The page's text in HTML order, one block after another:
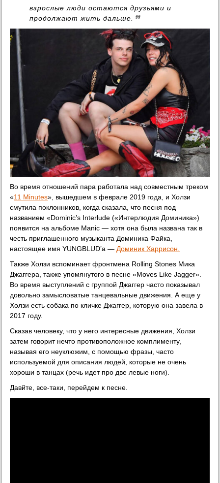
взрослые люди остаются друзьями и
продолжают жить дальше.
Во время отношений пара работала над совместным треком
«11 Minutes», вышедшем в феврале 2019 года, и Холзи
смутила поклонников, когда сказала, что песня под
названием «Dominic’s Interlude («Интерлюдия Доминика»)
появится на альбоме Manic — хотя она была названа так в
честь приглашенного музыканта Доминика Файка,
настоящее имя YUNGBLUD’a —Доминик Харрисон.
Также Холзи вспоминает фронтмена Rolling Stones Мика
Джаггера, также упомянутого в песне «Moves Like Jagger».
Во время выступлений с группой Джаггер часто показывал
довольно замысловатые танцевальные движения. А еще у
Холзи есть собака по кличке Джаггер, которую она завела в
2017 году.
Сказав человеку, что у него интересные движения, Холзи
затем говорит нечто противоположное комплименту,
называя его неуклюжим, с помощью фразы, часто
используемой для описания людей, которые не очень
хороши в танцах (речь идет про две левые ноги).
Давйте, все-таки, перейдем к песне.